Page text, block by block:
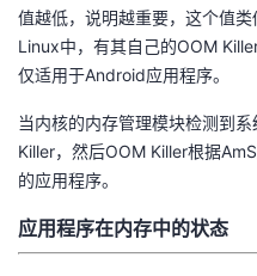
动
关
证
实
的
藏
持
建
值越低，说明越重要，这个值
Linux中，有其自己的OOM
仅适用于Android应用程序。
当内核的内存管理模块检测到
Killer，然后OOM Killer根据
的应用程序。
应用程序在内存中的状态